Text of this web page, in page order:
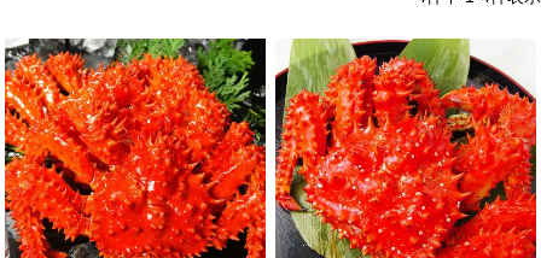
お気に入り
レビュー投稿 閲覧履歴
当店について
初めての方へ 送料・お支払い
返品について ご利用ガイド
メルマガ登録 お問合せ